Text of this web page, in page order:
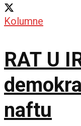
Kolumne
RAT U
naftu